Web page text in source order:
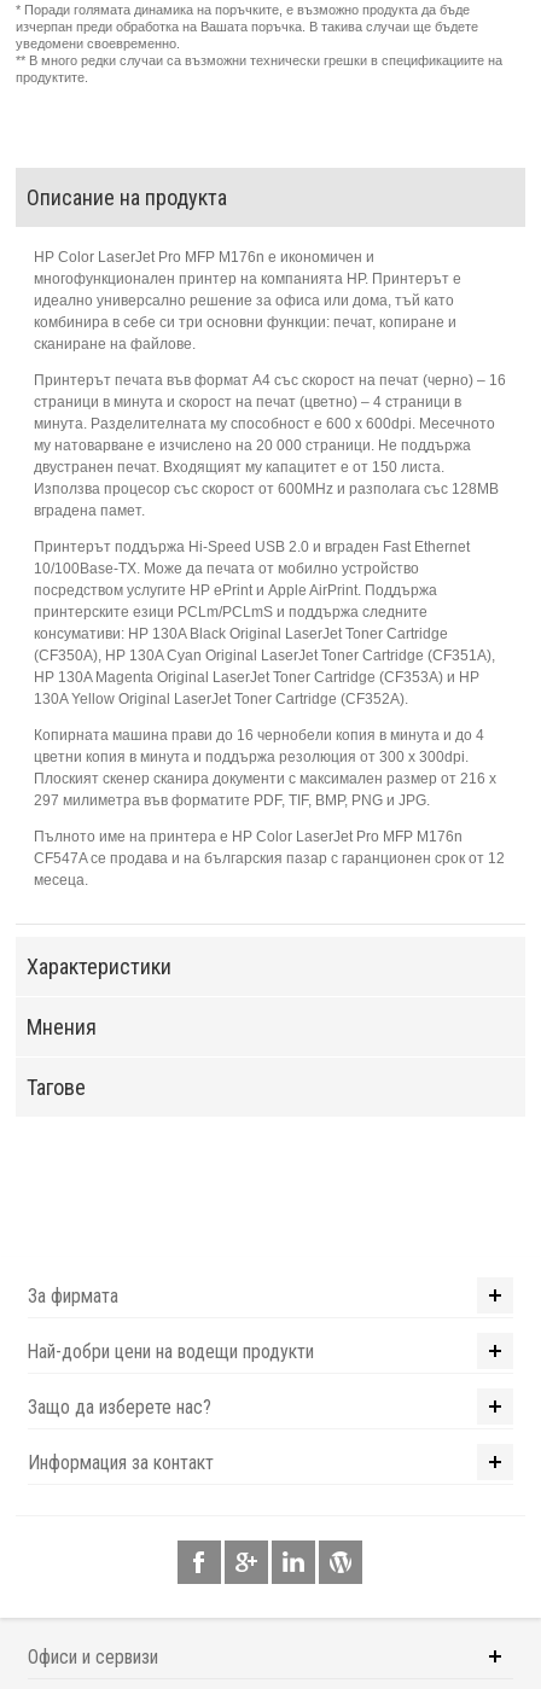
* Поради голямата динамика на поръчките, е възможно продукта да бъде
изчерпан преди обработка на Вашата поръчка. В такива случаи ще бъдете
уведомени своевременно.
** В много редки случаи са възможни технически грешки в спецификациите на
продуктите.
Описание на продукта
HP Color LaserJet Pro MFP M176n е икономичен и
многофункционален принтер на компанията HP. Принтерът е
идеално универсално решение за офиса или дома, тъй като
комбинира в себе си три основни функции: печат, копиране и
сканиране на файлове.
Принтерът печата във формат А4 със скорост на печат (черно) – 16
страници в минута и скорост на печат (цветно) – 4 страници в
минута. Разделителната му способност е 600 х 600dpi. Месечното
му натоварване е изчислено на 20 000 страници. Не поддържа
двустранен печат. Входящият му капацитет е от 150 листа.
Използва процесор със скорост от 600MHz и разполага със 128MB
вградена памет.
Принтерът поддържа Hi-Speed USB 2.0 и вграден Fast Ethernet
10/100Base-TX. Може да печата от мобилно устройство
посредством услугите HP ePrint и Apple AirPrint. Поддържа
принтерските езици PCLm/PCLmS и поддържа следните
консумативи: HP 130A Black Original LaserJet Toner Cartridge
(CF350A), HP 130A Cyan Original LaserJet Toner Cartridge (CF351A),
HP 130A Magenta Original LaserJet Toner Cartridge (CF353A) и HP
130A Yellow Original LaserJet Toner Cartridge (CF352A).
Копирната машина прави до 16 чернобели копия в минута и до 4
цветни копия в минута и поддържа резолюция от 300 х 300dpi.
Плоският скенер сканира документи с максимален размер от 216 х
297 милиметра във форматите PDF, TIF, BMP, PNG и JPG.
Пълното име на принтера е HP Color LaserJet Pro MFP M176n
CF547A се продава и на българския пазар с гаранционен срок от 12
месеца.
Характеристики
Мнения
Тагове
За фирмата
Най-добри цени на водещи продукти
Защо да изберете нас?
Информация за контакт
Офиси и сервизи